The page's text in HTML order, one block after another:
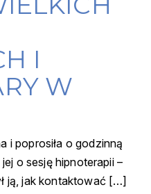
I
W
i poprosiła o godzinną
o sesję hipnoterapii –
ją, jak kontaktować […]